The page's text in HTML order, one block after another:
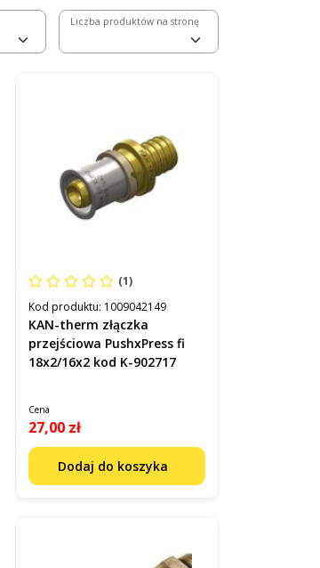
Liczba produktów na stronę
(1)
Kod produktu: 1009042149
KAN-therm złączka
przejściowa PushxPress fi
18x2/16x2 kod K-902717
Cena
27,00 zł
Dodaj do koszyka